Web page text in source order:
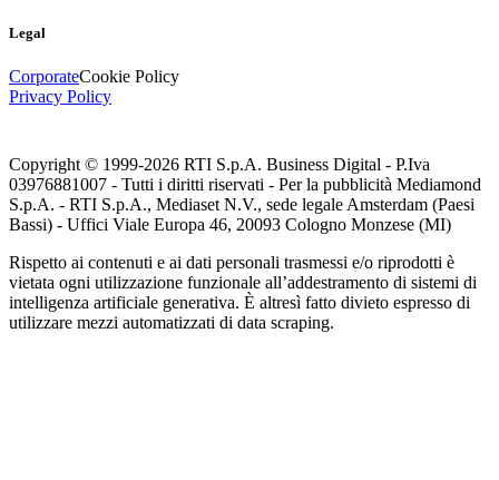
Legal
CorporateCookie Policy
Privacy Policy
Copyright © 1999-2026 RTI S.p.A. Business Digital - P.Iva
03976881007 - Tutti i diritti riservati - Per la pubblicità Mediamond
S.p.A. - RTI S.p.A., Mediaset N.V., sede legale Amsterdam (Paesi
Bassi) - Uffici Viale Europa 46, 20093 Cologno Monzese (MI)
Rispetto ai contenuti e ai dati personali trasmessi e/o riprodotti è
vietata ogni utilizzazione funzionale all’addestramento di sistemi di
intelligenza artificiale generativa. È altresì fatto divieto espresso di
utilizzare mezzi automatizzati di data scraping.